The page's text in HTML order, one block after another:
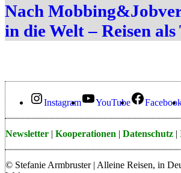
Nach
in die Welt – Reisen
Instagram YouTube
Newsletter | Kooperationen | Datenschutz |
© Stefanie Armbruster | Alleine Reisen, in